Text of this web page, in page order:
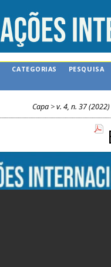
CATEGORIAS
PESQUISA
Capa>v. 4, n. 37 (2022)